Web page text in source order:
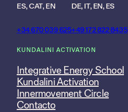
ES, CAT, EN
+34 670 039 625
DE, IT, EN, ES
+49 172 822 8435
KUNDALINI ACTIVATION
Integrative Energy School
Kundalini Activation
Innermovement Circle
Contacto